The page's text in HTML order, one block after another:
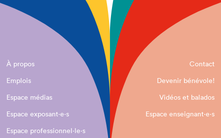
À propos
Contact
Emplois
Devenir bénévole!
Espace médias
Vidéos et balados
Espace exposant·e⋅s
Espace enseignant·e⋅s
Espace professionnel·le⋅s